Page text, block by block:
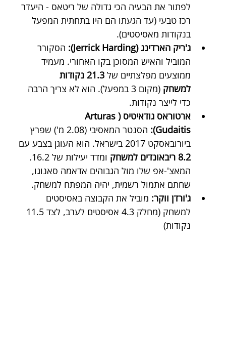
לפתור את הבעיה הכי גדולה של ריטאס - היעדר
רכז טבעי (עד הגעתו הם היו בתחתית המפעל
בנקודות מאסיסטים).
ג'ריק הארדינג (Jerrick Harding):
הסקורר
המוביל והאיש המסוכן בקו האחורי. מעמיד
ממוצעים מפלצתיים של
21.3 נקודות
למשחק
(מקום 3 במפעל). הוא לא צריך הרבה
כדי לייצר נקודות.
ארטוראס גודאיטיס (Arturas
Gudaitis):
הסנטר המאסיבי (2.08 מ') שפרץ
ביורובאסקט 2017 בישראל. הוא העוגן בצבע עם
8.2 ריבאונדים למשחק
ומדד יעילות של 16.2.
המאצ'-אפ שלו מול הגבוהים אדאמה סאנוגו,
שחתם אתמול רשמית, יהיה המפתח למשחק.
ג'ורדן ווקר: מוביל את הקבוצה באסיסטים
נקודות)